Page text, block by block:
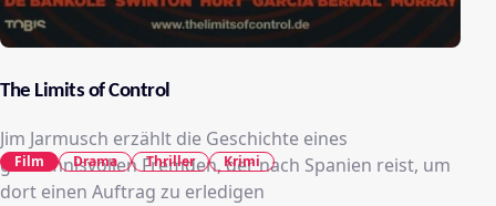
The Limits of Control
Jim Jarmusch erzählt die Geschichte eines
geheimnisvollen Fremden, der nach Spanien reist, um
dort einen Auftrag zu erledigen
Film Drama Thriller Krimi